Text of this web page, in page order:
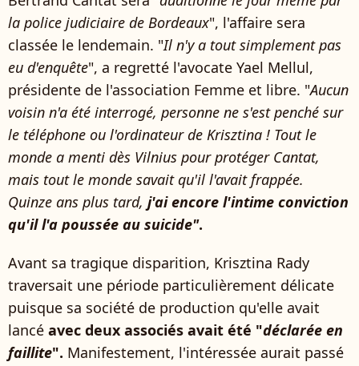
la police judiciaire de Bordeaux", l'affaire sera
classée le lendemain. "Il n'y a tout simplement pas
eu d'enquête", a regretté l'avocate Yael Mellul,
présidente de l'association Femme et libre. "Aucun
voisin n'a été interrogé, personne ne s'est penché sur
le téléphone ou l'ordinateur de Krisztina ! Tout le
monde a menti dès Vilnius pour protéger Cantat,
mais tout le monde savait qu'il l'avait frappée.
Quinze ans plus tard, j'ai encore l'intime conviction
qu'il l'a poussée au suicide".
Avant sa tragique disparition, Krisztina Rady
traversait une période particulièrement délicate
puisque sa société de production qu'elle avait
lancé avec deux associés avait été "déclarée en
faillite". Manifestement, l'intéressée aurait passé